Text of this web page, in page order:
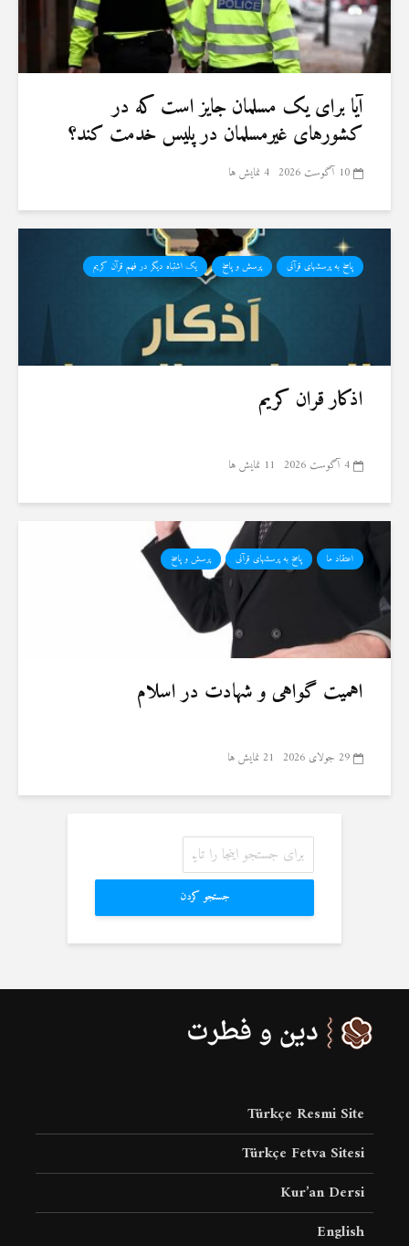
آیا برای یک مسلمان جایز است که در
کشورهای غیرمسلمان در پلیس خدمت کند؟
10 آگوست 2026 4 نمایش ها
پاسخ به پرسشهای قرآنی پرسش و پاسخ یک اشتباه دیگر در فهم قرآن کریم
اذکار قران کریم
4 آگوست 2026 11 نمایش ها
اعتقاد ما پاسخ به پرسشهای قرآنی پرسش و پاسخ
اهمیت گواهی و شهادت در اسلام
29 جولای 2026 21 نمایش ها
جستجو کردن
Türkçe Resmi Site
Türkçe Fetva Sitesi
Kur’an Dersi
English